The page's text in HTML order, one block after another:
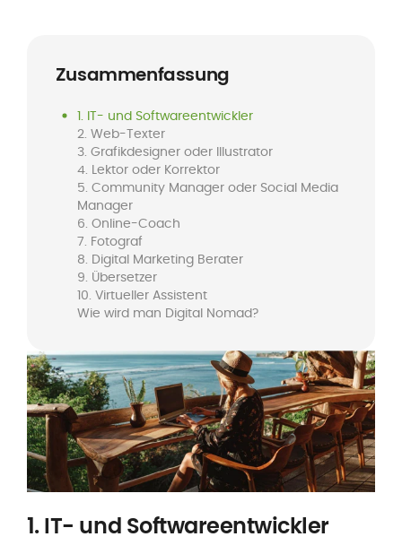
Zusammenfassung
1. IT- und Softwareentwickler
2. Web-Texter
3. Grafikdesigner oder Illustrator
4. Lektor oder Korrektor
5. Community Manager oder Social Media
Manager
6. Online-Coach
7. Fotograf
8. Digital Marketing Berater
9. Übersetzer
10. Virtueller Assistent
Wie wird man Digital Nomad?
1. IT- und Softwareentwickler